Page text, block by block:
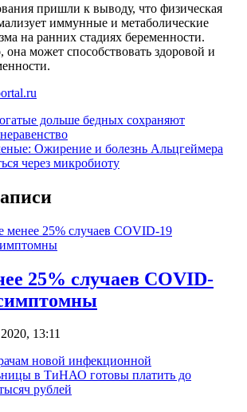
пришли к выводу, что физическая
иммунные и метаболические
на ранних стадиях беременности.
она может способствовать здоровой и
дольше бедных сохраняют
Ожирение и болезнь Альцгеймера
через микробиоту
25% случаев COVID-
13:11